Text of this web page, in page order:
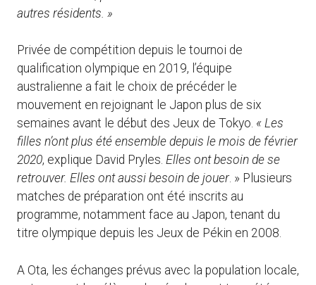
autres résidents. »
Privée de compétition depuis le tournoi de
qualification olympique en 2019, l’équipe
australienne a fait le choix de précéder le
mouvement en rejoignant le Japon plus de six
semaines avant le début des Jeux de Tokyo. « Les
filles n’ont plus été ensemble depuis le mois de février
2020, explique David Pryles. Elles ont besoin de se
retrouver. Elles ont aussi besoin de jouer. » Plusieurs
matches de préparation ont été inscrits au
programme, notamment face au Japon, tenant du
titre olympique depuis les Jeux de Pékin en 2008.
A Ota, les échanges prévus avec la population locale,